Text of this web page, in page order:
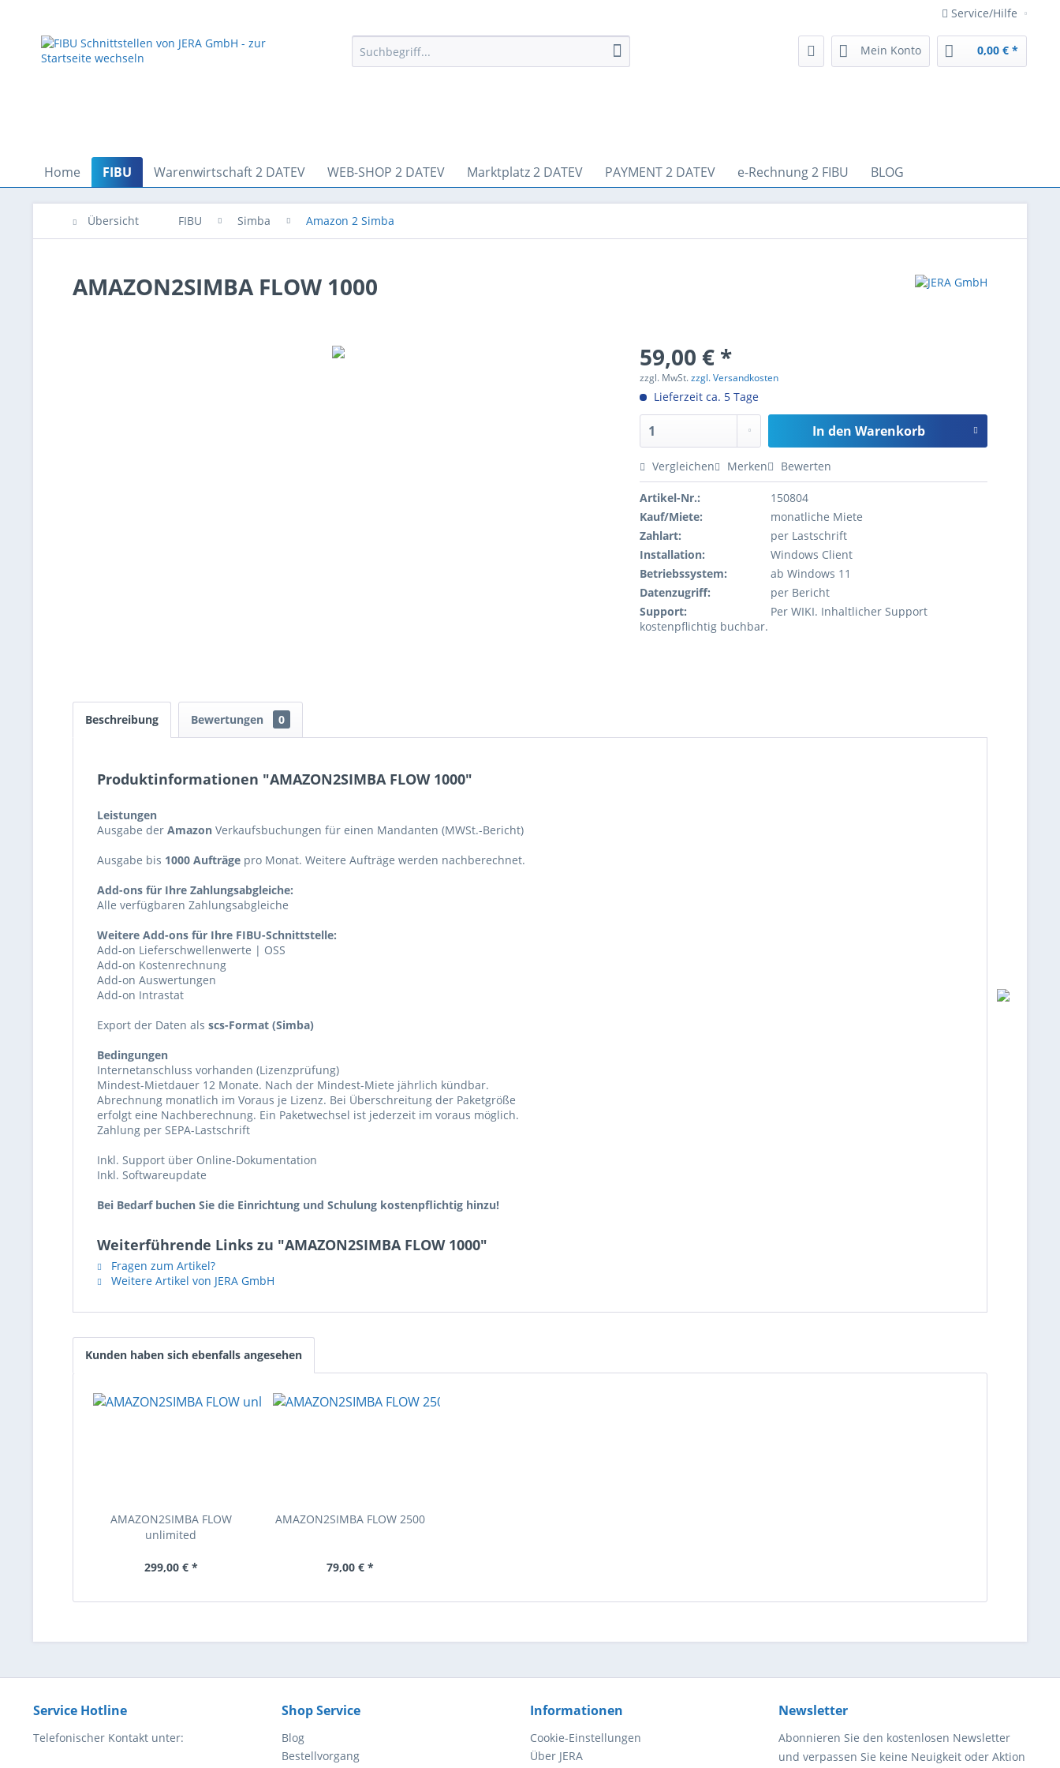
Service/Hilfe
Mein Konto 0,00 € *
Home FIBU Warenwirtschaft 2 DATEV WEB-SHOP 2 DATEV Marktplatz 2 DATEV PAYMENT 2 DATEV e-Rechnung 2 FIBU BLOG
Übersicht FIBU Simba Amazon 2 Simba
AMAZON2SIMBA FLOW 1000
59,00 € *
zzgl. MwSt.zzgl. Versandkosten
Lieferzeit ca. 5 Tage
In den Warenkorb
Vergleichen Merken Bewerten
Artikel-Nr.:
150804
Kauf/Miete:
monatliche Miete
Zahlart:
per Lastschrift
Installation:
Windows Client
Betriebssystem:
ab Windows 11
Datenzugriff:
per Bericht
Support:
Per WIKI. Inhaltlicher Support
kostenpflichtig buchbar.
Beschreibung Bewertungen 0
Produktinformationen "AMAZON2SIMBA FLOW 1000"
Leistungen
Ausgabe der Amazon Verkaufsbuchungen für einen Mandanten (MWSt.-Bericht)
Ausgabe bis 1000 Aufträge pro Monat. Weitere Aufträge werden nachberechnet.
Add-ons für Ihre Zahlungsabgleiche:
Alle verfügbaren Zahlungsabgleiche
Weitere Add-ons für Ihre FIBU-Schnittstelle:
Add-on Lieferschwellenwerte | OSS
Add-on Kostenrechnung
Add-on Auswertungen
Add-on Intrastat
Export der Daten als scs-Format (Simba)
Bedingungen
Internetanschluss vorhanden (Lizenzprüfung)
Mindest-Mietdauer 12 Monate. Nach der Mindest-Miete jährlich kündbar.
Abrechnung monatlich im Voraus je Lizenz. Bei Überschreitung der Paketgröße
erfolgt eine Nachberechnung. Ein Paketwechsel ist jederzeit im voraus möglich.
Zahlung per SEPA-Lastschrift
Inkl. Support über Online-Dokumentation
Inkl. Softwareupdate
Bei Bedarf buchen Sie die Einrichtung und Schulung kostenpflichtig hinzu!
Weiterführende Links zu "AMAZON2SIMBA FLOW 1000"
Fragen zum Artikel?
Weitere Artikel von JERA GmbH
Kunden haben sich ebenfalls angesehen
AMAZON2SIMBA FLOW
unlimited
299,00 € *
AMAZON2SIMBA FLOW 2500
79,00 € *
Service Hotline
Telefonischer Kontakt unter:
Shop Service
Blog
Bestellvorgang
Informationen
Cookie-Einstellungen
Über JERA
Newsletter
Abonnieren Sie den kostenlosen Newsletter
und verpassen Sie keine Neuigkeit oder Aktion